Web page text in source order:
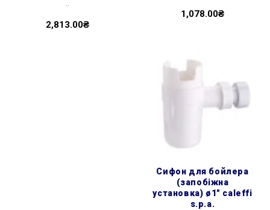
2,813.00₴
1,078.00₴
сифон для бойлера
(запобіжна
установка) ø1″ caleffi
s.p.a.